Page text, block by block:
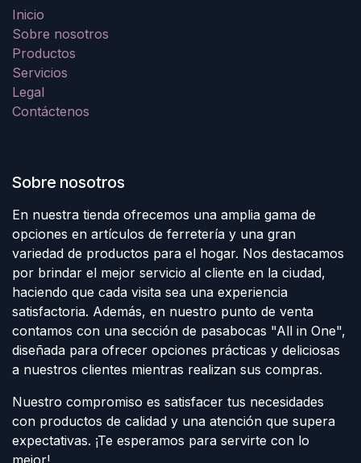
Inicio
Sobre nosotros
Productos
Servicios
Legal
Contáctenos
Sobre nosotros
En nuestra tienda ofrecemos una amplia gama de
opciones en artículos de ferretería y una gran
variedad de productos para el hogar. Nos destacamos
por brindar el mejor servicio al cliente en la ciudad,
haciendo que cada visita sea una experiencia
satisfactoria. Además, en nuestro punto de venta
contamos con una sección de pasabocas "All in One",
diseñada para ofrecer opciones prácticas y deliciosas
a nuestros clientes mientras realizan sus compras.
Nuestro compromiso es satisfacer tus necesidades
con productos de calidad y una atención que supera
expectativas. ¡Te esperamos para servirte con lo